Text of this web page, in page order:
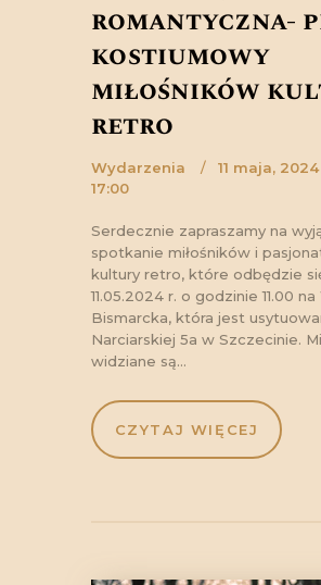
romantyczna-
kostiumowy
miłośników
retro
Wydarzenia
11 maja, 2024
17:00
Serdecznie zapraszamy na
spotkanie miłośników i
kultury retro, które odbędzie
11.05.2024 r. o godzinie 11.00
Bismarcka, która jest
Narciarskiej 5a w Szczecinie.
widziane są…
CZYTAJ WIĘCEJ